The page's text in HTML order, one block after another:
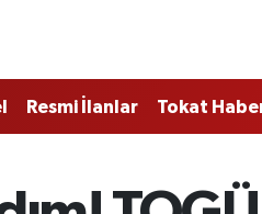
Resmi İlanlar Tokat